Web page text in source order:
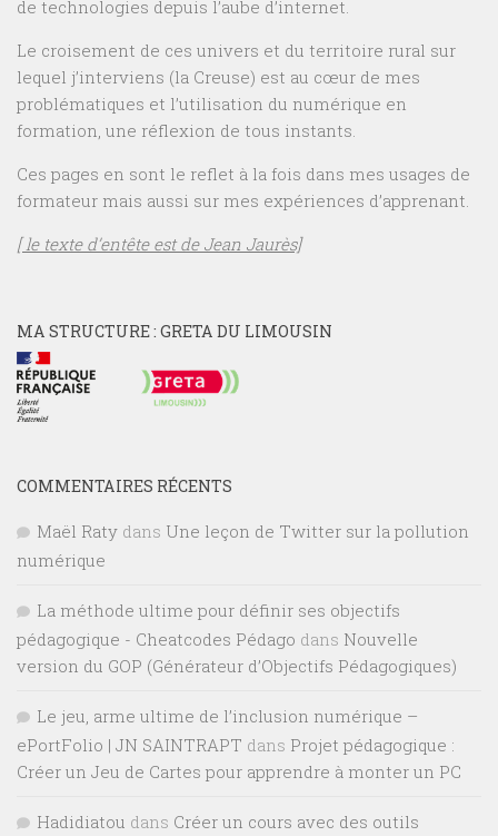
de technologies depuis l’aube d’internet.
Le croisement de ces univers et du territoire rural sur
lequel j’interviens (la Creuse) est au cœur de mes
problématiques et l’utilisation du numérique en
formation, une réflexion de tous instants.
Ces pages en sont le reflet à la fois dans mes usages de
formateur mais aussi sur mes expériences d’apprenant.
[ le texte d’entête est de Jean Jaurès]
MA STRUCTURE : GRETA DU LIMOUSIN
COMMENTAIRES RÉCENTS
Maël Raty dans Une leçon de Twitter sur la pollution
numérique
La méthode ultime pour définir ses objectifs
pédagogique - Cheatcodes Pédago dans Nouvelle
version du GOP (Générateur d’Objectifs Pédagogiques)
Le jeu, arme ultime de l’inclusion numérique –
ePortFolio | JN SAINTRAPT dans Projet pédagogique :
Créer un Jeu de Cartes pour apprendre à monter un PC
Hadidiatou dans Créer un cours avec des outils